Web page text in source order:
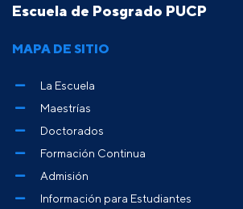
Escuela de Posgrado PUCP
MAPA DE SITIO
La Escuela
Maestrías
Doctorados
Formación Continua
Admisión
Información para Estudiantes